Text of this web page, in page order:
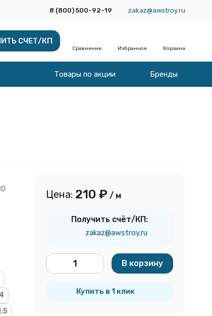
8 (800) 500-92-19 zakaz@awstroy.ru
СЧЕТ/КП
Сравнение Избранное Корзина
Товары по акции Бренды
Цена: 210 ₽ / м
Получить счёт/КП:
zakaz@awstroy.ru
В корзину
Купить в 1 клик